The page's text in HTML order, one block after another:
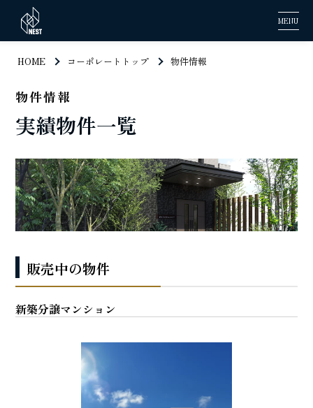
MENU
HOME コーポレートトップ 物件情報
物件情報
実績物件一覧
販売中の物件
新築分譲マンション